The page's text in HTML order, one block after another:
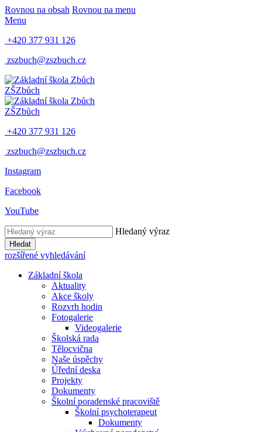
Rovnou na obsah Rovnou na menu
Menu
+420 377 931 126
zszbuch@zszbuch.cz
ZŠZbůch
ZŠZbůch
+420 377 931 126
zszbuch@zszbuch.cz
Instagram
Facebook
YouTube
Hledaný výraz
Hledat
rozšířené vyhledávání
Základní škola
Aktuality
Akce školy
Rozvrh hodin
Fotogalerie
Videogalerie
Školská rada
Tělocvična
Naše úspěchy
Úřední deska
Projekty
Dokumenty
Školní poradenské pracoviště
Školní psychoterapeut
Dokumenty